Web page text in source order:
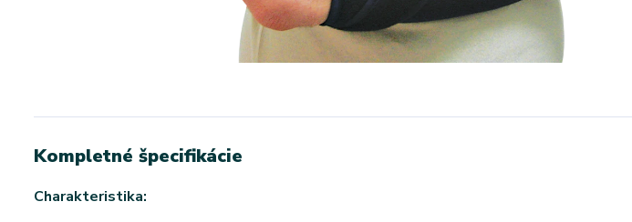
Kompletné špecifikácie
Charakteristika: